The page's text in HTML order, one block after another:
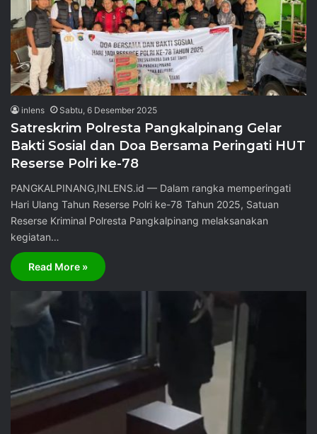
inlens Sabtu, 6 Desember 2025
Satreskrim Polresta Pangkalpinang Gelar
Bakti Sosial dan Doa Bersama Peringati HUT
Reserse Polri ke-78
PANGKALPINANG,INLENS.id — Dalam rangka memperingati
Hari Ulang Tahun Reserse Polri ke-78 Tahun 2025, Satuan
Reserse Kriminal Polresta Pangkalpinang melaksanakan
kegiatan…
Read More »